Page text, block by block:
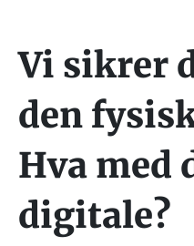
Vi sikrer
den
Hva med
digitale?